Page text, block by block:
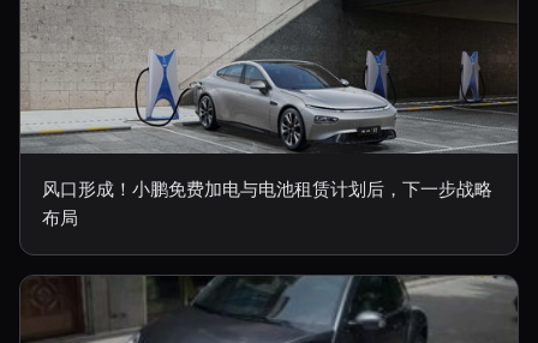
风口形成！小鹏免费加电与电池租赁计划后，下一步战略
布局